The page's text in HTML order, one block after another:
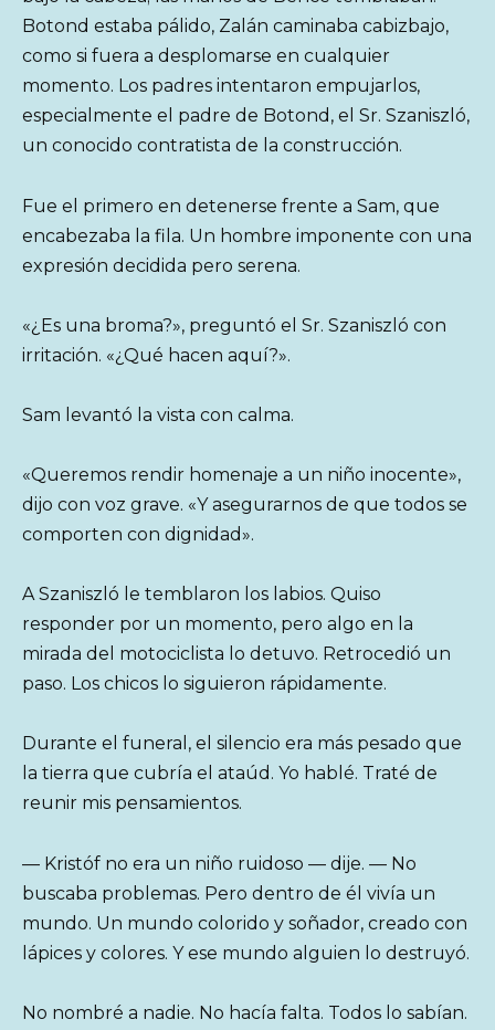
Botond estaba pálido, Zalán caminaba cabizbajo,
como si fuera a desplomarse en cualquier
momento. Los padres intentaron empujarlos,
especialmente el padre de Botond, el Sr. Szaniszló,
un conocido contratista de la construcción.
Fue el primero en detenerse frente a Sam, que
encabezaba la fila. Un hombre imponente con una
expresión decidida pero serena.
«¿Es una broma?», preguntó el Sr. Szaniszló con
irritación. «¿Qué hacen aquí?».
Sam levantó la vista con calma.
«Queremos rendir homenaje a un niño inocente»,
dijo con voz grave. «Y asegurarnos de que todos se
comporten con dignidad».
A Szaniszló le temblaron los labios. Quiso
responder por un momento, pero algo en la
mirada del motociclista lo detuvo. Retrocedió un
paso. Los chicos lo siguieron rápidamente.
Durante el funeral, el silencio era más pesado que
la tierra que cubría el ataúd. Yo hablé. Traté de
reunir mis pensamientos.
— Kristóf no era un niño ruidoso — dije. — No
buscaba problemas. Pero dentro de él vivía un
mundo. Un mundo colorido y soñador, creado con
lápices y colores. Y ese mundo alguien lo destruyó.
No nombré a nadie. No hacía falta. Todos lo sabían.